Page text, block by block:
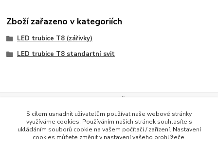
Zboží zařazeno v kategoriích
LED trubice T8 (zářivky)
LED trubice T8 standartní svit
Evidence Tržeb
Podle zákona o evidenci tržeb je prodávající povinen vystavit
kupujícímu účtenku. Zároveň je povinen zaevidovat přijatou tržbu u
správce daně online; v případě technického výpadku pak nejpozději do
S cílem usnadnit uživatelům používat naše webové stránky
využíváme cookies. Používáním našich stránek souhlasíte s
ukládáním souborů cookie na vašem počítači / zařízení. Nastavení
cookies můžete změnit v nastavení vašeho prohlížeče.